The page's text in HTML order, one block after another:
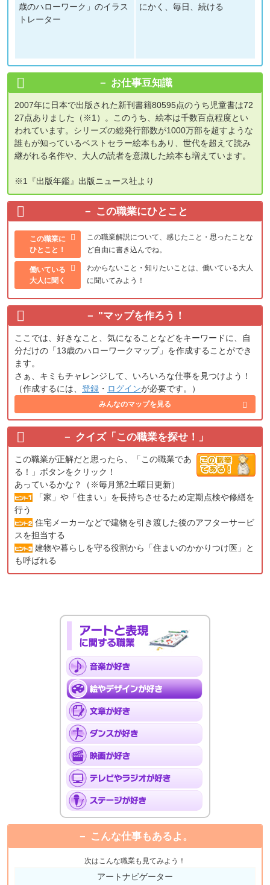
歳のハローワーク」のイラス
トレーター
にかく、毎日、続ける
お仕事豆知識
2007年に日本で出版された新刊書籍80595点のうち児童書は72
27点ありました（※1）。このうち、絵本は千数百点程度とい
われています。シリーズの総発行部数が1000万部を超すような
誰もが知っているベストセラー絵本もあり、世代を超えて読み
継がれる名作や、大人の読者を意識した絵本も増えています。
※1『出版年鑑』出版ニュース社より
この職業にひとこと
この職業に
ひとこと！
この職業解説について、感じたこと・思ったことな
ど自由に書き込んでね。
働いている
大人に聞く
わからないこと・知りたいことは、働いている大人
に聞いてみよう！
"マップを作ろう！
ここでは、好きなこと、気になることなどをキーワードに、自
分だけの「13歳のハローワークマップ」を作成することができ
ます。
さぁ、キミもチャレンジして、いろいろな仕事を見つけよう！
（作成するには、 登録 ・ ログインが必要です。）
みんなのマップを見る
クイズ「この職業を探せ！」
この職業が正解だと思ったら、「この職業であ
る！」ボタンをクリック！
あっているかな？（※毎月第2土曜日更新）
「家」や「住まい」を長持ちさせるため定期点検や修繕を
行う
住宅メーカーなどで建物を引き渡した後のアフターサービ
スを担当する
建物や暮らしを守る役割から「住まいのかかりつけ医」と
も呼ばれる
こんな仕事もあるよ。
次はこんな職業も見てみよう！
アートナビゲーター